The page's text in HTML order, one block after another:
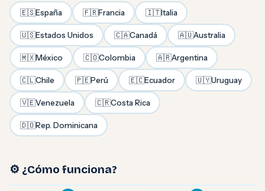
🇪🇸España 🇫🇷Francia 🇮🇹Italia
🇺🇸Estados Unidos 🇨🇦Canadá 🇦🇺Australia
🇲🇽México 🇨🇴Colombia 🇦🇷Argentina
🇨🇱Chile 🇵🇪Perú 🇪🇨Ecuador 🇺🇾Uruguay
🇻🇪Venezuela 🇨🇷Costa Rica
🇩🇴Rep. Dominicana
⚙️ ¿Cómo funciona?